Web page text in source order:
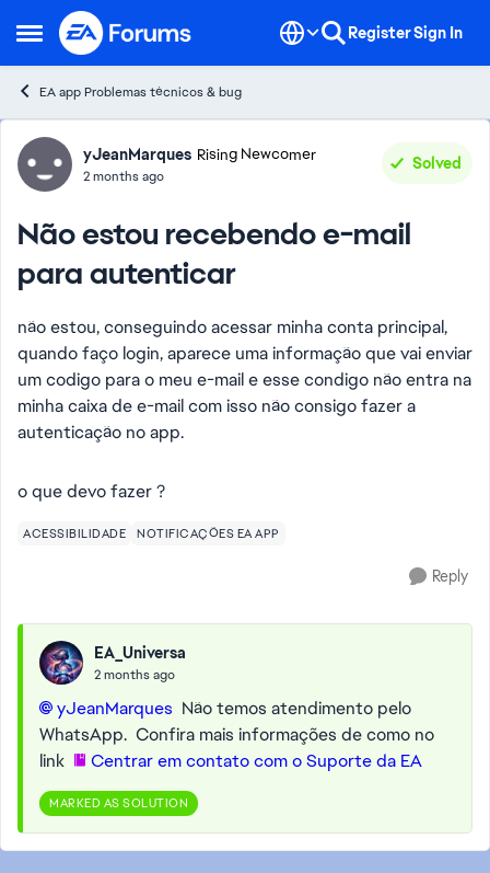
Open Side Menu
Skip to content RegisterSign In
EA app Problemas técnicos & bug
Forum Discussion
yJeanMarques Rising Newcomer
2 months ago
Solved
Não estou recebendo e-mail
para autenticar
não estou, conseguindo acessar minha conta principal,
quando faço login, aparece uma informação que vai enviar
um codigo para o meu e-mail e esse condigo não entra na
minha caixa de e-mail com isso não consigo fazer a
autenticação no app.
o que devo fazer ?
ACESSIBILIDADE NOTIFICAÇÕES EA APP
Reply
EA_Universa
2 months ago
yJeanMarques​ Não temos atendimento pelo
WhatsApp. Confira mais informações de como no
link
Centrar em contato com o Suporte da EA
MARKED AS SOLUTION